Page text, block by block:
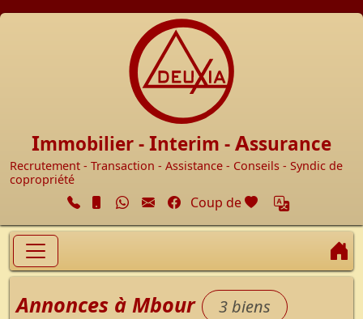
Immobilier -Interim -Assurance
Recrutement - Transaction - Assistance - Conseils - Syndic de
copropriété
Facebook
Coup de cœur
Annonces à Mbour 3 biens